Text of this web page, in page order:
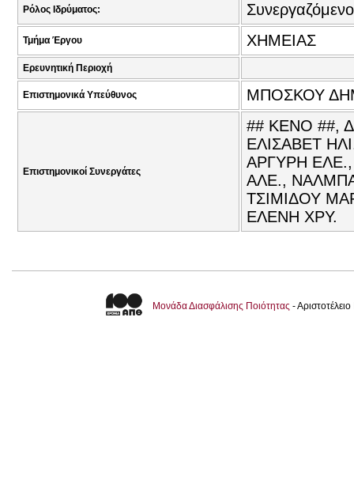
Ρόλος Ιδρύματος:
Τμήμα Έργου ΧΗΜΕΙΑΣ
Ερευνητική Περιοχή
Επιστημονικά Υπεύθυνος ΜΠΟΣΚΟΥ
Επιστημονικοί Συνεργάτες
## ΚΕΝΟ ##,
ΕΛΙΣΑΒΕΤ
ΑΡΓΥΡΗ
ΑΛΕ.,
ΤΣΙΜΙΔΟΥ
ΕΛΕΝΗ ΧΡΥ.
Μονάδα Διασφάλισης Ποιότητας -